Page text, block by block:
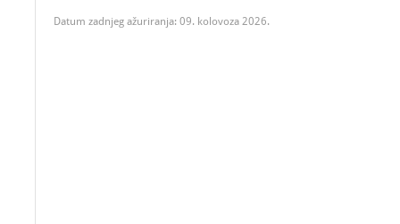
Datum zadnjeg ažuriranja: 09. kolovoza 2026.